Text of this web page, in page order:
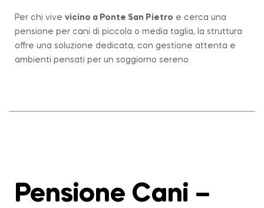
Per chi vive vicino a Ponte San Pietro e cerca una
pensione per cani di piccola o media taglia, la struttura
offre una soluzione dedicata, con gestione attenta e
ambienti pensati per un soggiorno sereno.
Pensione Cani –